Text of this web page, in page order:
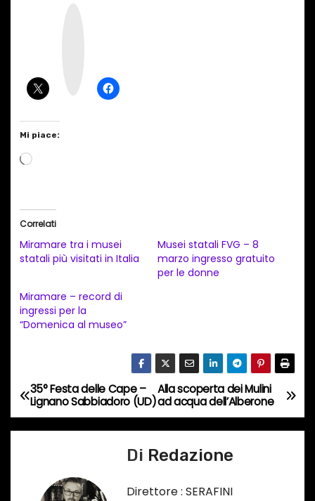
Mi piace:
C
a
e
n
n
c
o
Correlati
Miramare tra i musei
statali più visitati in Italia
Musei statali FVG – 8
marzo ingresso gratuito
per le donne
Miramare – record di
ingressi per la
“Domenica al museo”
N
a
Alla scoperta dei Mulini
ad acqua dell’Alberone
35° Festa delle Cape –
Lignano Sabbiadoro (UD)
Di Redazione
Direttore : SERAFINI